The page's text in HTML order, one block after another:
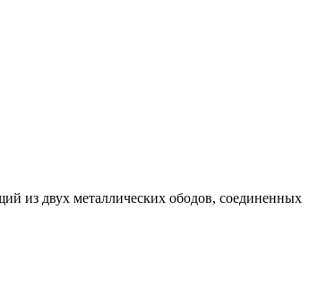
из двух металлических ободов, соединенных